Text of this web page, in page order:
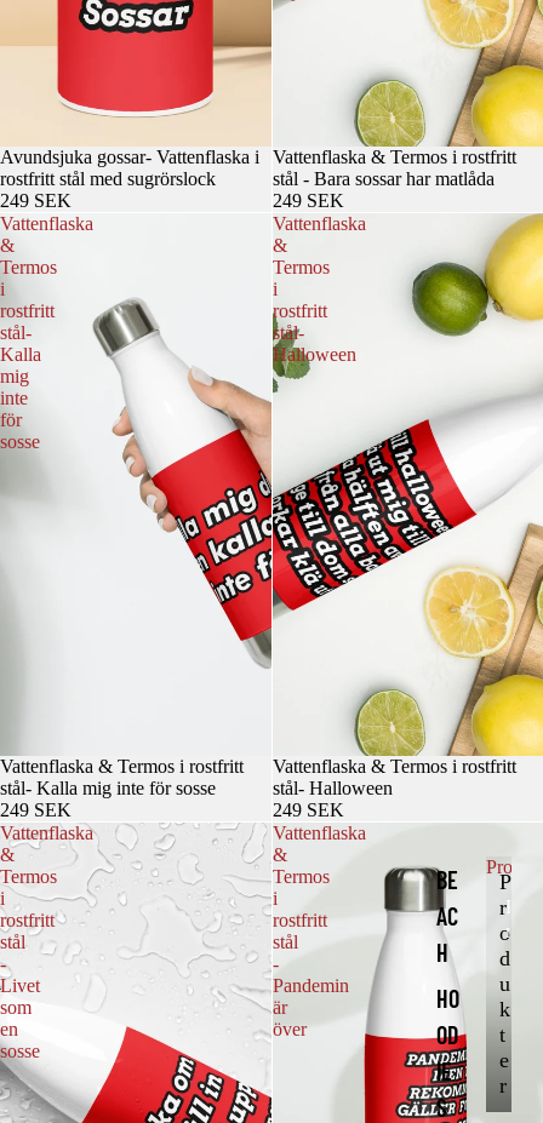
BE
AC
H
HO
OD
IE
S
P
r
o
d
u
k
t
e
r
P
r
o
d
u
Avundsjuka gossar- Vattenflaska i
rostfritt stål med sugrörslock
249 SEK
Vattenflaska & Termos i rostfritt
stål - Bara sossar har matlåda
249 SEK
Vattenflaska
&
Termos
i
rostfritt
stål-
Kalla
mig
inte
för
sosse
Vattenflaska & Termos i rostfritt
stål- Kalla mig inte för sosse
249 SEK
Vattenflaska
&
Termos
i
rostfritt
stål-
Halloween
Vattenflaska & Termos i rostfritt
stål- Halloween
249 SEK
Vattenflaska
&
Termos
i
rostfritt
stål
-
Livet
som
en
sosse
Vattenflaska
&
Termos
i
rostfritt
stål
-
Pandemin
är
över